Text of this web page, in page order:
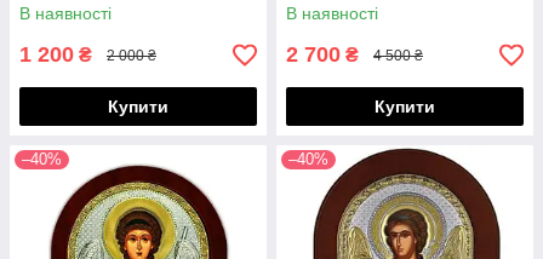
В наявності
1 200 ₴ 2 000 ₴
Купити
В наявності
2 700 ₴ 4 500 ₴
Купити
–40% –40%